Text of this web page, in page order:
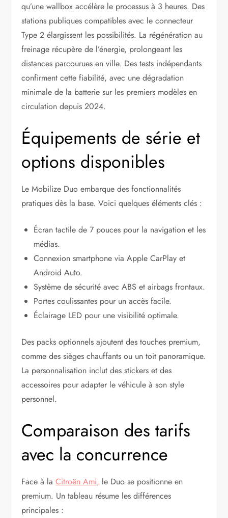
qu’une wallbox accélère le processus à 3 heures. Des
stations publiques compatibles avec le connecteur
Type 2 élargissent les possibilités. La régénération au
freinage récupère de l’énergie, prolongeant les
distances parcourues en ville. Des tests indépendants
confirment cette fiabilité, avec une dégradation
minimale de la batterie sur les premiers modèles en
circulation depuis 2024.
Équipements de série et
options disponibles
Le Mobilize Duo embarque des fonctionnalités
pratiques dès la base. Voici quelques éléments clés :
Écran tactile de 7 pouces pour la navigation et les
médias.
Connexion smartphone via Apple CarPlay et
Android Auto.
Système de sécurité avec ABS et airbags frontaux.
Portes coulissantes pour un accès facile.
Éclairage LED pour une visibilité optimale.
Des packs optionnels ajoutent des touches premium,
comme des sièges chauffants ou un toit panoramique.
La personnalisation inclut des stickers et des
accessoires pour adapter le véhicule à son style
personnel.
Comparaison des tarifs
avec la concurrence
Face à laCitroën Ami, le Duo se positionne en
premium. Un tableau résume les différences
principales :